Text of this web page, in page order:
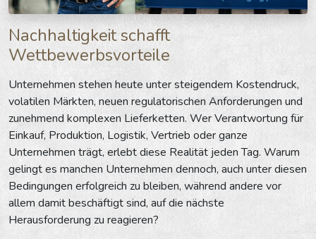
Nachhaltigkeit schafft
Wettbewerbsvorteile
Unternehmen stehen heute unter steigendem Kostendruck,
volatilen Märkten, neuen regulatorischen Anforderungen und
zunehmend komplexen Lieferketten. Wer Verantwortung für
Einkauf, Produktion, Logistik, Vertrieb oder ganze
Unternehmen trägt, erlebt diese Realität jeden Tag. Warum
gelingt es manchen Unternehmen dennoch, auch unter diesen
Bedingungen erfolgreich zu bleiben, während andere vor
allem damit beschäftigt sind, auf die nächste
Herausforderung zu reagieren?